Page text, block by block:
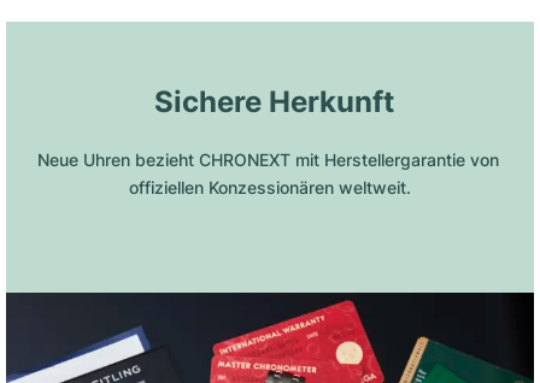
Sichere Herkunft
Neue Uhren bezieht CHRONEXT mit Herstellergarantie von
offiziellen Konzessionären weltweit.